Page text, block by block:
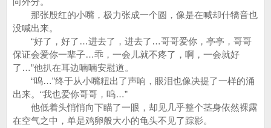
那张殷红的小嘴，极力张成一个圆，像是在喊却什犞音也
没喊出来。
“好了，好了…进去了，进去了…哥哥爱你，亭亭，哥哥
保证会爱你一辈子…乖，一会儿就不疼了，啊，一会就好
了…”他扒在耳边喃喃安慰道。
“呜…”终于从小嘴粈出了声响，眼泪也像决提了一样的涌
出来。“我也爱你哥哥，呜…”
他低着头悄悄向下瞄了一眼，却见几乎整个茎身依然裸露
在空气之中，单是鸡卵般大小的龟头不见了踪影。